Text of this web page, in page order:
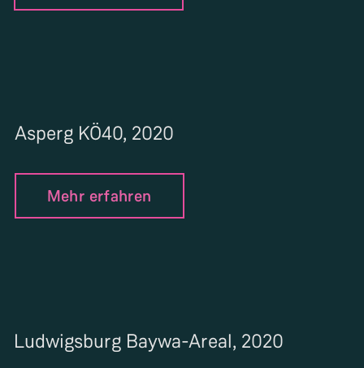
Asperg KÖ40, 2020
Mehr erfahren
Ludwigsburg Baywa-Areal, 2020